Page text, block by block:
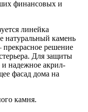
финансовых и
линейка
натуральный камень
решение
Для защиты
и надежное акрил-
фасад дома на
камня.